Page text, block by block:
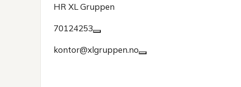
HR XL Gruppen
70124253
kontor@xlgruppen.no